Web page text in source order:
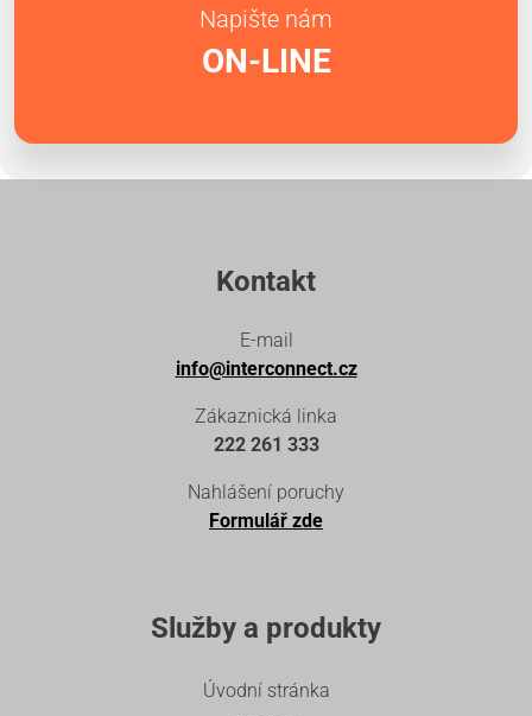
Napište nám
ON-LINE
Kontakt
E-mail
info@interconnect.cz
Zákaznická linka
222 261 333
Nahlášení poruchy
Formulář zde
Služby a produkty
Úvodní stránka